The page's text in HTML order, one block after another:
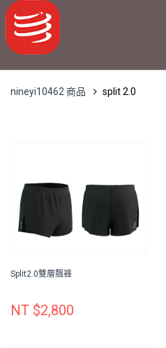
nineyi10462 商品 split 2.0
Split2.0雙層飄褲
NT $2,800